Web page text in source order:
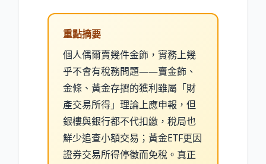
重點摘要
個人偶爾賣幾件金飾，實務上幾
乎不會有稅務問題——賣金飾、
金條、黃金存摺的獲利雖屬「財
產交易所得」理論上應申報，但
銀樓與銀行都不代扣繳，稅局也
鮮少追查小額交易；黃金ETF更因
證券交易所得停徵而免稅。真正